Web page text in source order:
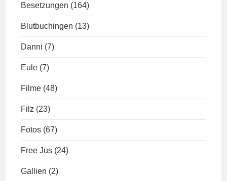
Besetzungen (164)
Blutbuchingen (13)
Danni (7)
Eule (7)
Filme (48)
Filz (23)
Fotos (67)
Free Jus (24)
Gallien (2)